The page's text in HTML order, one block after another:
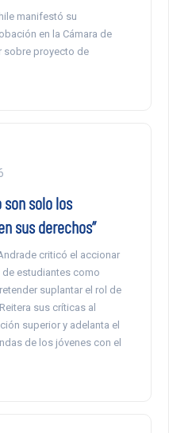
manifestó su
en la Cámara de
sobre proyecto de
son solo los
sus derechos”
criticó el accionar
estudiantes como
suplantar el rol de
sus críticas al
superior y adelanta el
de los jóvenes con el